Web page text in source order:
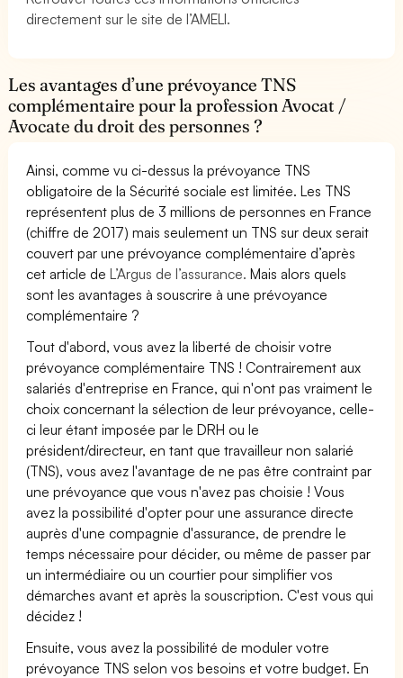
directement sur le site de l’AMELI.
Les avantages d’une prévoyance TNS
complémentaire pour la profession Avocat /
Avocate du droit des personnes ?
Ainsi, comme vu ci-dessus la prévoyance TNS
obligatoire de la Sécurité sociale est limitée. Les TNS
représentent plus de 3 millions de personnes en France
(chiffre de 2017) mais seulement un TNS sur deux serait
couvert par une prévoyance complémentaire d’après
cet article deL’Argus de l’assurance. Mais alors quels
sont les avantages à souscrire à une prévoyance
complémentaire ?
Tout d'abord, vous avez la liberté de choisir votre
prévoyance complémentaire TNS ! Contrairement aux
salariés d'entreprise en France, qui n'ont pas vraiment le
choix concernant la sélection de leur prévoyance, celle-
ci leur étant imposée par le DRH ou le
président/directeur, en tant que travailleur non salarié
(TNS), vous avez l'avantage de ne pas être contraint par
une prévoyance que vous n'avez pas choisie ! Vous
avez la possibilité d'opter pour une assurance directe
auprès d'une compagnie d'assurance, de prendre le
temps nécessaire pour décider, ou même de passer par
un intermédiaire ou un courtier pour simplifier vos
démarches avant et après la souscription. C'est vous qui
décidez !
Ensuite, vous avez la possibilité de moduler votre
prévoyance TNS selon vos besoins et votre budget. En